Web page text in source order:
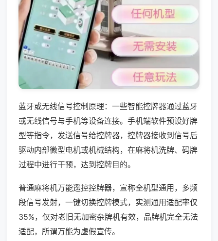
蓝牙或无线信号控制原理：一些智能控牌器通过蓝牙
或无线信号与手机等设备连接。手机端软件预设好牌
型等指令，发送信号给控牌器，控牌器接收到信号后
驱动内部微型电机或机械结构，在麻将机洗牌、码牌
过程中进行干预，达到控牌目的。
普通麻将机万能遥控控牌器，宣称全机型通用，多频
段信号发射，一键切换控牌模式，实测通用适配率仅
35%，仅对老旧无加密杂牌机有效，品牌机完全无法
适配，所谓万能为虚假宣传。